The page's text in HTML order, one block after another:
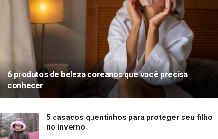
6 produtos de beleza coreanos que você precisa
conhecer
5 casacos quentinhos para proteger seu filho
no inverno